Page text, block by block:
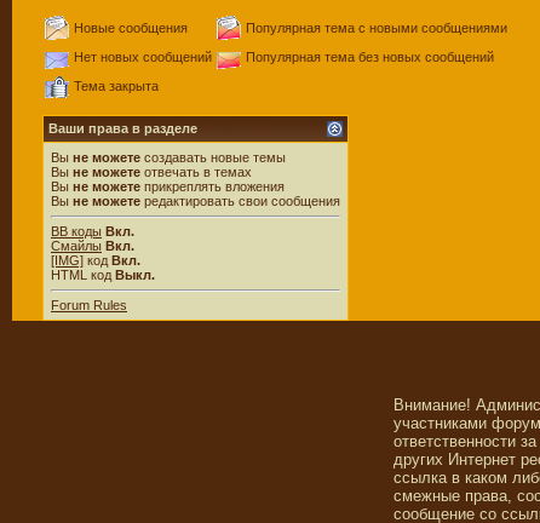
Новые сообщения
Популярная тема с новыми сообщениями
Нет новых сообщений
Популярная тема без новых сообщений
Тема закрыта
Ваши права в разделе
Вы не можете создавать новые темы
Вы не можете отвечать в темах
Вы не можете прикреплять вложения
Вы не можете редактировать свои сообщения
BB коды Вкл.
Смайлы Вкл.
[IMG] код Вкл.
HTML код Выкл.
Forum Rules
Внимание!
участниками
ответственности
других Интернет
ссылка в каком
смежные права,
сообщение со